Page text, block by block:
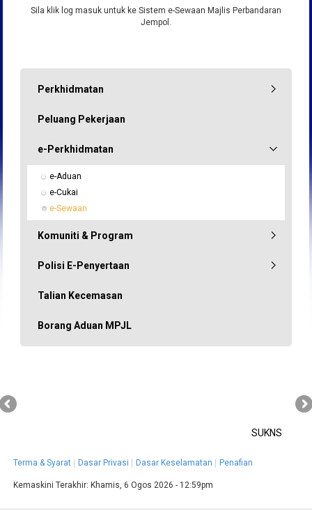
Sila klik log masuk untuk ke Sistem e-Sewaan Majlis Perbandaran
Jempol.
Perkhidmatan
Peluang Pekerjaan
e-Perkhidmatan
e-Aduan
e-Cukai
e-Sewaan
Komuniti & Program
Polisi E-Penyertaan
Talian Kecemasan
Borang Aduan MPJL
SUKNS
Terma & Syarat Dasar Privasi Dasar Keselamatan Penafian
Kemaskini Terakhir: Khamis, 6 Ogos 2026 - 12:59pm